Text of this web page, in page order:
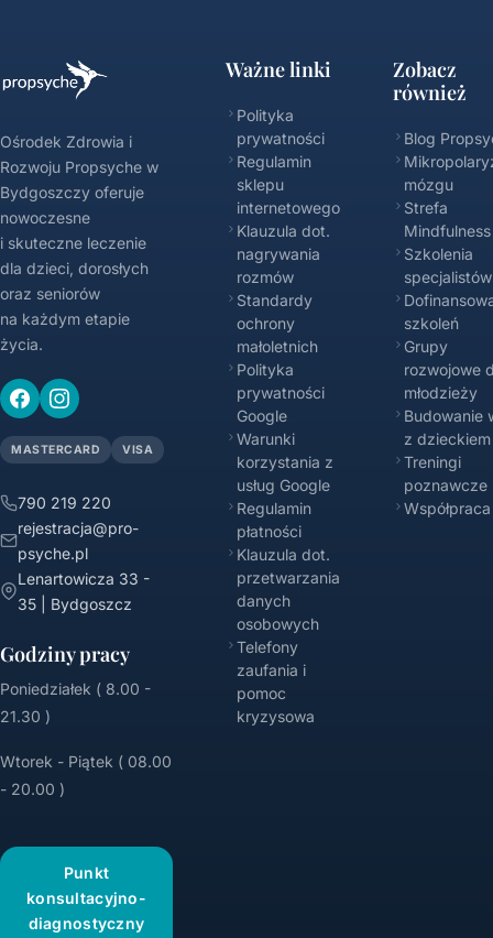
Ośrodek Zdrowia i
Rozwoju Propsyche w
Bydgoszczy oferuje
nowoczesne
i skuteczne leczenie
dla dzieci, dorosłych
oraz seniorów
na każdym etapie
życia.
MASTERCARD VISA
790 219 220
rejestracja@pro-
psyche.pl
Lenartowicza 33 -
35 | Bydgoszcz
Godziny pracy
Poniedziałek ( 8.00 -
21.30 )
Wtorek - Piątek ( 08.00
- 20.00 )
Punkt
konsultacyjno-
diagnostyczny
Ważne linki
Polityka
prywatności
Regulamin
sklepu
internetowego
Klauzula dot.
nagrywania
rozmów
Standardy
ochrony
małoletnich
Polityka
prywatności
Google
Warunki
korzystania z
usług Google
Regulamin
płatności
Klauzula dot.
przetwarzania
danych
osobowych
Telefony
zaufania i
pomoc
kryzysowa
Zobacz
również
Blog
mózgu
Strefa
Mindfulness
Szkolenia
specjalistów
szkoleń
Grupy
rozwojowe
młodzieży
Budowanie
z dzieckiem
Treningi
poznawcze
Współpraca